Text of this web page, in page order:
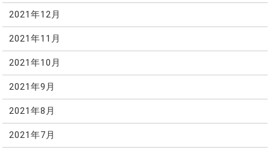
2021年12月
2021年11月
2021年10月
2021年9月
2021年8月
2021年7月